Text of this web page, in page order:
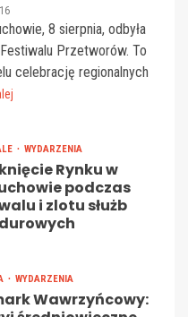
16
8 sierpnia, odbyła
Przetworów. To
celebrację regionalnych
WYDARZENIA
Rynku w
podczas
i zlotu służb
WYDARZENIA
Wawrzyńcowy: